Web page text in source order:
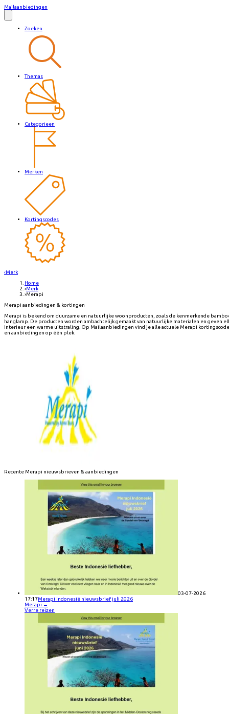
Mailaanbiedingen
Zoeken
Themas
Categorieen
Merken
Kortingscodes
‹Merk
Home
›Merk
›Merapi
Merapi aanbiedingen & kortingen
Merapi is bekend om duurzame en natuurlijke woonproducten, zoals de kenmerkende
hanglamp. De producten worden ambachtelijk gemaakt van natuurlijke materialen en geven
interieur een warme uitstraling. Op Mailaanbiedingen vind je alle actuele Merapi
en aanbiedingen op één plek.
Recente Merapi nieuwsbrieven & aanbiedingen
03-07-2026
17:17Merapi Indonesië nieuwsbrief juli 2026
Merapi →
Verre reizen